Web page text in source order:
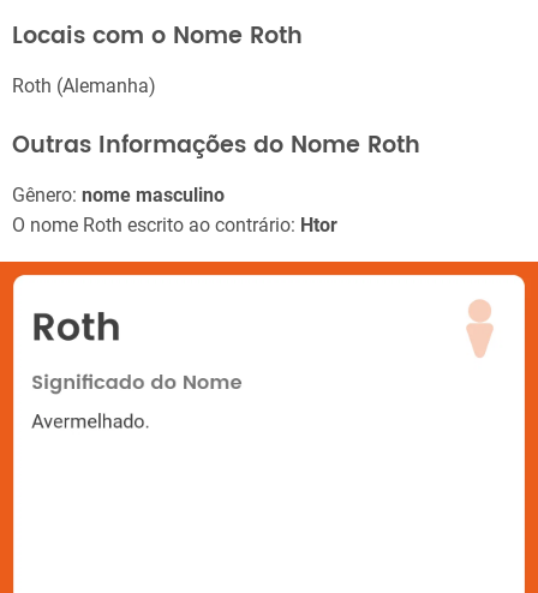
Locais com o Nome Roth
Roth (Alemanha)
Outras Informações do Nome Roth
Gênero: nome masculino
O nome Roth escrito ao contrário: Htor